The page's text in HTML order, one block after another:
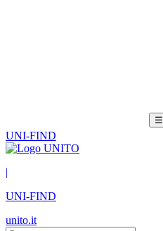
☰
UNI-FIND
|
UNI-FIND
unito.it